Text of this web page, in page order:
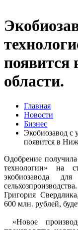
появится
области.
Главная
Новости
Бизнес
Экобиозавод с
появится в
Одобрение
технологии» на
экобиозавода
Григория
600 млн. рублей,
«Новое